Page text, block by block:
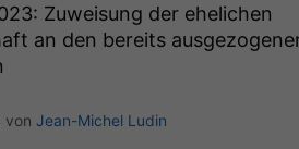
Zuweisung der ehelichen
an den bereits
von Jean-Michel Ludin